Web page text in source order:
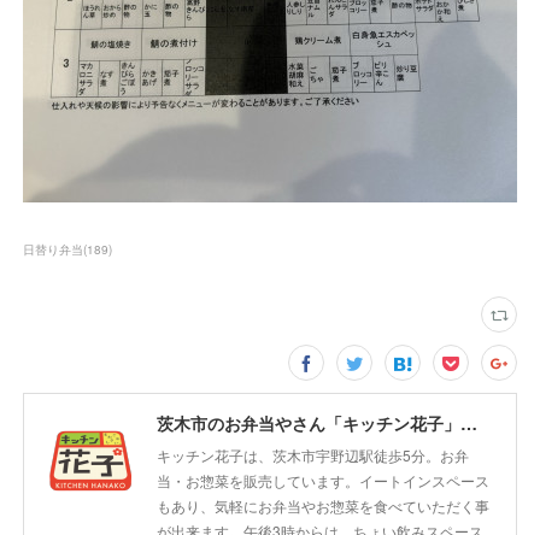
日替り弁当(189)
茨木市のお弁当やさん「キッチン花子」ちょい飲みスペース「サウス」
キッチン花子は、茨木市宇野辺駅徒歩5分。お弁
当・お惣菜を販売しています。イートインスペース
もあり、気軽にお弁当やお惣菜を食べていただく事